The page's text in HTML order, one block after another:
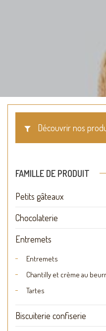
Découvrir nos
FAMILLE DE PRODUIT
Petits gâteaux
Chocolaterie
Entremets
Entremets
Chantilly et crème au
Tartes
Biscuiterie confiserie